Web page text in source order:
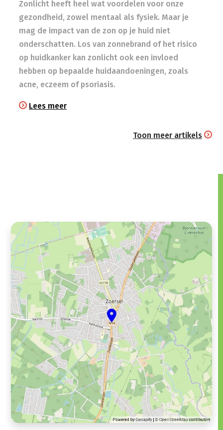
Zonlicht heeft heel wat voordelen voor onze
gezondheid, zowel mentaal als fysiek. Maar je
mag de impact van de zon op je huid niet
onderschatten. Los van zonnebrand of het risico
op huidkanker kan zonlicht ook een invloed
hebben op bepaalde huidaandoeningen, zoals
acne, eczeem of psoriasis.
Lees meer
Toon meer artikels